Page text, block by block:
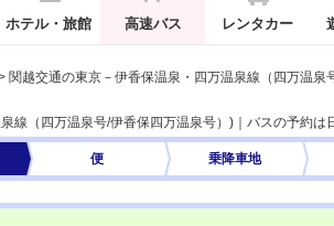
ホテル・旅館 高速バス レンタカー
関越交通の東京－伊香保温泉・四万温泉線（四万温泉
線（四万温泉号/伊香保四万温泉号）)｜バスの予約は
便 乗降車地